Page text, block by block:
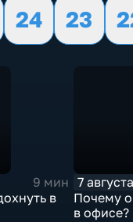
24 23
9 мин
в
7 августа
Почему
в офисе?